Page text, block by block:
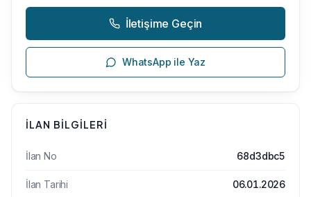
İletişime Geçin
WhatsApp ile Yaz
İLAN BILGILERI
İlan No 68d3dbc5
İlan Tarihi 06.01.2026